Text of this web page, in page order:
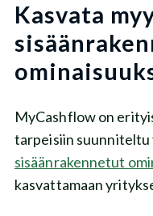
Kasvata
MyCashflow on
tarpeisiin suunniteltu
sisäänrakennetut
kasvattamaan